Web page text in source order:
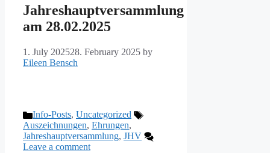
Jahreshauptversammlung
am 28.02.2025
1. July 202528. February 2025 by
Eileen Bensch
Categories
Info-Posts, Uncategorized
Tags
Auszeichnungen, Ehrungen,
Jahreshauptversammlung, JHV
Leave a comment